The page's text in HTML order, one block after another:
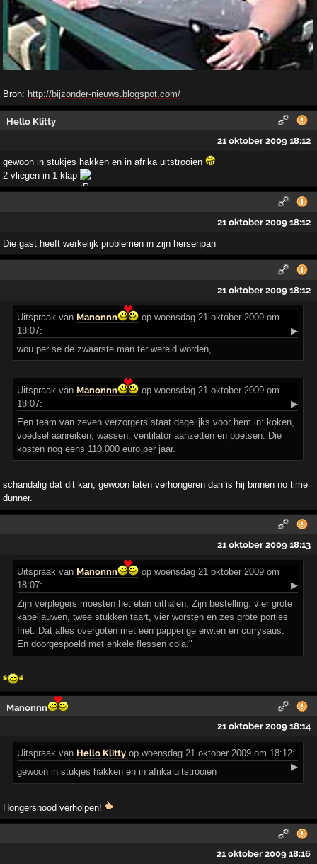
Bron: http://bijzonder-nieuws.blogspot.com/
Hello Klitty
21 oktober 2009 18:12
gewoon in stukjes hakken en in afrika uitstrooien
2 vliegen in 1 klap
21 oktober 2009 18:12
Die gast heeft werkelijk problemen in zijn hersenpan
21 oktober 2009 18:12
Uitspraak van Manonnn
op woensdag 21 oktober 2009 om
18:07:
▶
wou per se de zwaarste man ter wereld worden,
Uitspraak van Manonnn
op woensdag 21 oktober 2009 om
18:07:
▶
Een team van zeven verzorgers staat dagelijks voor hem in: koken,
voedsel aanreiken, wassen, ventilator aanzetten en poetsen. Die
kosten nog eens 110.000 euro per jaar.
schandalig dat dit kan, gewoon laten verhongeren dan is hij binnen no time
dunner.
21 oktober 2009 18:13
Uitspraak van Manonnn
op woensdag 21 oktober 2009 om
18:07:
▶
Zijn verplegers moesten het eten uithalen. Zijn bestelling: vier grote
kabeljauwen, twee stukken taart, vier worsten en zes grote porties
friet. Dat alles overgoten met een papperige erwten en currysaus.
En doorgespoeld met enkele flessen cola."
Manonnn
21 oktober 2009 18:14
Uitspraak van Hello Klitty op woensdag 21 oktober 2009 om 18:12:
▶
gewoon in stukjes hakken en in afrika uitstrooien
Hongersnood verholpen!
21 oktober 2009 18:16